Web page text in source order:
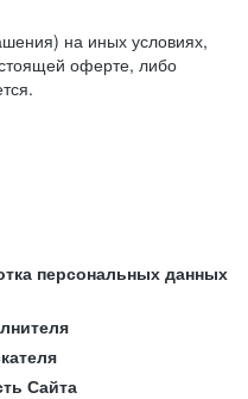
на иных условиях,
оферте, либо
персональных данных
Сайта